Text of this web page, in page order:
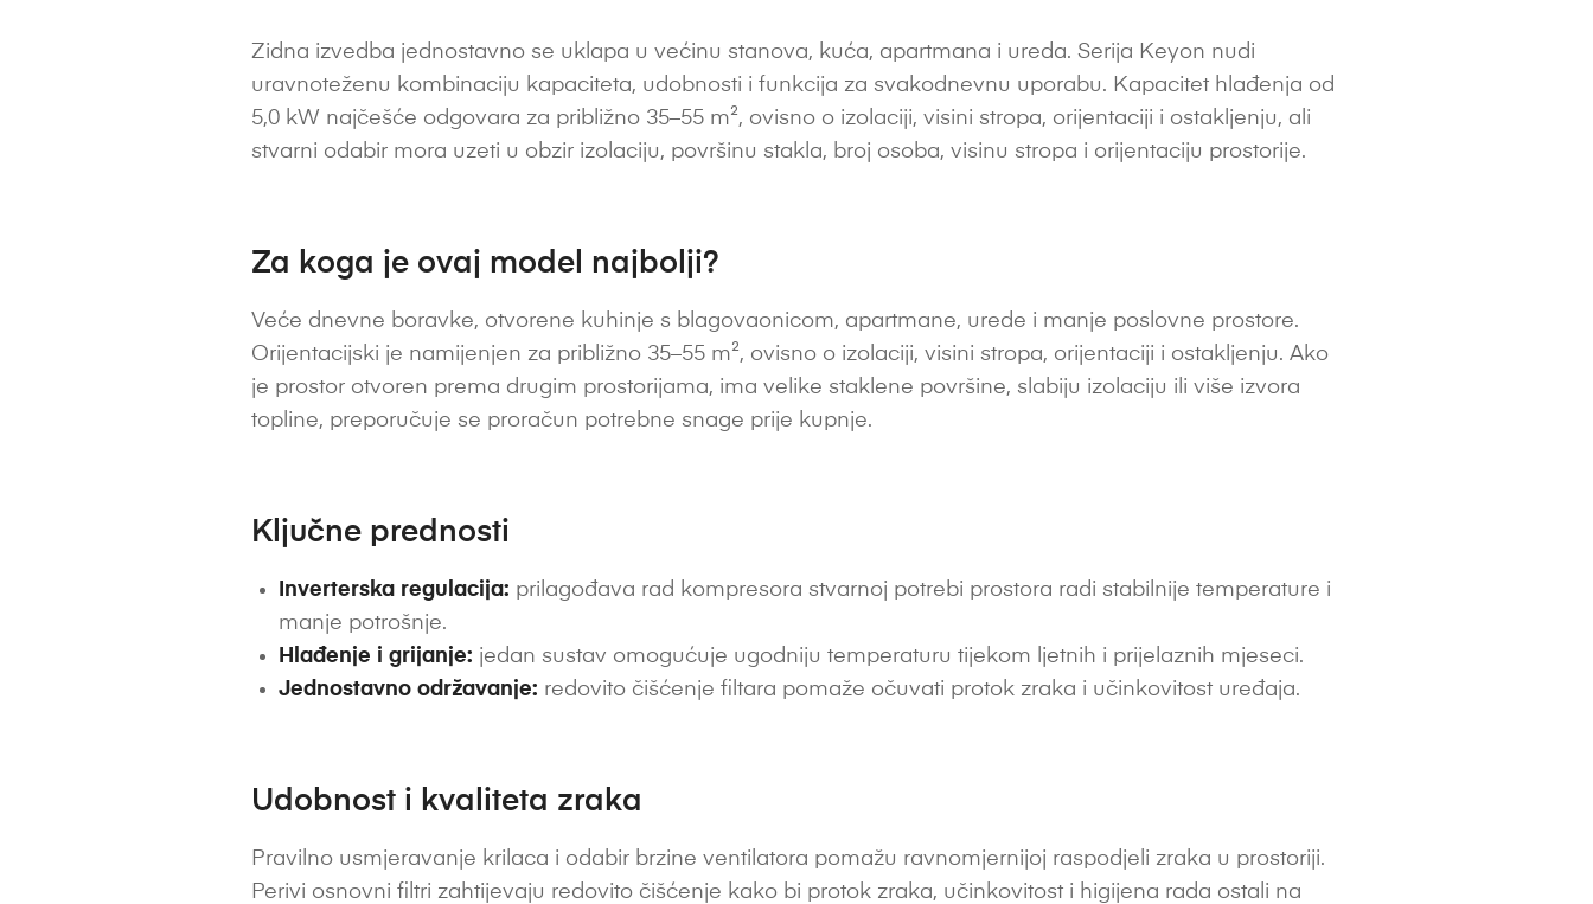
Zidna izvedba jednostavno se uklapa u većinu stanova, kuća, apartmana i ureda. Serija Keyon nudi
uravnoteženu kombinaciju kapaciteta, udobnosti i funkcija za svakodnevnu uporabu. Kapacitet hlađenja od
5,0 kW najčešće odgovara za približno 35–55 m², ovisno o izolaciji, visini stropa, orijentaciji i ostakljenju, ali
stvarni odabir mora uzeti u obzir izolaciju, površinu stakla, broj osoba, visinu stropa i orijentaciju prostorije.
Za koga je ovaj model najbolji?
Veće dnevne boravke, otvorene kuhinje s blagovaonicom, apartmane, urede i manje poslovne prostore.
Orijentacijski je namijenjen za približno 35–55 m², ovisno o izolaciji, visini stropa, orijentaciji i ostakljenju. Ako
je prostor otvoren prema drugim prostorijama, ima velike staklene površine, slabiju izolaciju ili više izvora
topline, preporučuje se proračun potrebne snage prije kupnje.
Ključne prednosti
Inverterska regulacija: prilagođava rad kompresora stvarnoj potrebi prostora radi stabilnije temperature i
manje potrošnje.
Hlađenje i grijanje: jedan sustav omogućuje ugodniju temperaturu tijekom ljetnih i prijelaznih mjeseci.
Jednostavno održavanje: redovito čišćenje filtara pomaže očuvati protok zraka i učinkovitost uređaja.
Udobnost i kvaliteta zraka
Pravilno usmjeravanje krilaca i odabir brzine ventilatora pomažu ravnomjernijoj raspodjeli zraka u prostoriji.
Perivi osnovni filtri zahtijevaju redovito čišćenje kako bi protok zraka, učinkovitost i higijena rada ostali na